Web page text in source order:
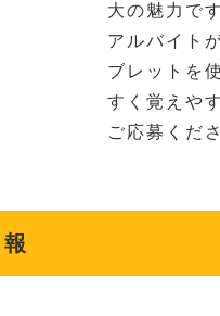
大の魅力です
アルバイト
ブレットを
すく覚えや
ご応募くだ